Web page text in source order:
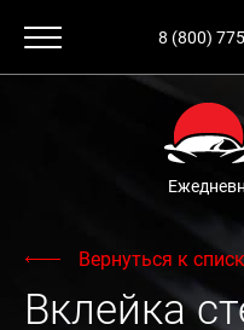
8 (800)
Вернуться к
Вклейка